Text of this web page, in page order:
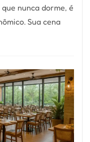
nunca dorme, é
Sua cena